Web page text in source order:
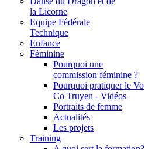
la Licorne
Equipe Fédérale
Technique
Enfance
Féminine
Pourquoi une
commission féminine ?
Pourquoi pratiquer le Vo
Co Truyen - Vidéos
Portraits de femme
Actualités
Les projets
Training